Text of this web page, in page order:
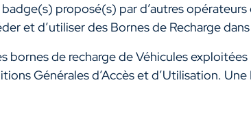
proposé(s) par d’autres
et d’utiliser des Bornes de Recharge
bornes de recharge de Véhicules
Générales d’Accès et d’Utilisation.